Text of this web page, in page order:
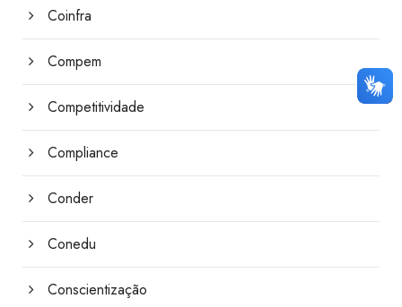
Coinfra
Compem
Competitividade
Compliance
Conder
Conedu
Conscientização